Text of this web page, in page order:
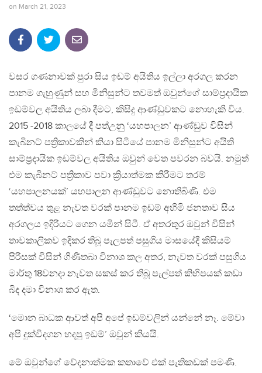
on March 21, 2023
වසර ගණනාවක් පුරා සිය ඉඩම් අයිතිය ඉල්ලා අරගල කරන
පානම ගැහුණුන් සහ මිනිසුන්ට තවමත් ඔවුන්ගේ සාම්ප්‍රදායික
ඉඩම්වල අයිතිය ලබා දීමට, කිසිදු ආණ්ඩුවකට නොහැකි විය.
2015 -2018 කාලයේ දී පත්උනු ‘යහපාලන’ ආණ්ඩුව විසින්
කැබිනට් පත්‍රිකාවකින් කියා සිටියේ පානම මිනිසුන්ට අයිති
සාම්ප්‍රදායික ඉඩම්වල අයිතිය ඔවුන් වෙත පවරන බවයි. නමුත්
එම කැබිනට් පත්‍රිකාව පවා ක්‍රියාත්මක කිරීමට තරම්
‘යහපාලනයක්’ යහපාලන ආණ්ඩුවට නොතිබිණි. එම
තත්ත්වය තුළ නැවත වරක් පානම ඉඩම් අහිමි ජනතාව සිය
අරගලය ඉදිරියට ගෙන යමින් සිටී. ඒ අතරතුර ඔවුන් විසින්
තාවකාලිකව ඉදිකර තිබූ පැලපත් පසුගිය මාසයේදී කිසියම්
පිරිසක් විසින් ගිණිතබා විනාශ කල අතර, නැවත වරක් පසුගිය
මාර්තු 18වනදා නැවත සකස් කර තිබූ පැල්පත් කිහිපයක් කඩා
බිද දමා විනාශ කර ඇත.
‘මොන බාධක ආවත් අපි අපේ ඉඩම්වලින් යන්නේ නෑ. මේවා
අපි දුක්විදගන හදපු ඉඩම්’ ඔවුන් කියයි.
මේ ඔවුන්ගේ වේදනාත්මක කතාවේ එක් පැතිකඩක් පමණි.